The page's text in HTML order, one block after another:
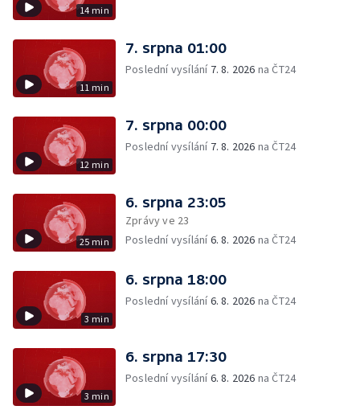
14 min
11 min
7. srpna 01:00
Poslední vysílání 7. 8. 2026 na ČT24
12 min
7. srpna 00:00
Poslední vysílání 7. 8. 2026 na ČT24
25 min
6. srpna 23:05
Zprávy ve 23
Poslední vysílání6. 8. 2026 na ČT24
3 min
6. srpna 18:00
Poslední vysílání6. 8. 2026 na ČT24
3 min
6. srpna 17:30
Poslední vysílání6. 8. 2026 na ČT24